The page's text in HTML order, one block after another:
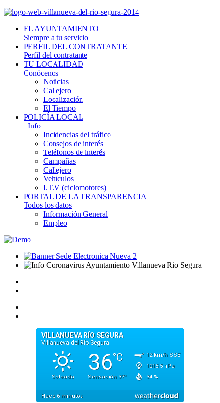
EL AYUNTAMIENTO
Siempre a tu servicio
PERFIL DEL CONTRATANTE
Perfil del contratante
TU LOCALIDAD
Conócenos
Noticias
Callejero
Localización
El Tiempo
POLICÍA LOCAL
+Info
Incidencias del tráfico
Consejos de interés
Teléfonos de interés
Campañas
Callejero
Vehículos
I.T.V (ciclomotores)
PORTAL DE LA TRANSPARENCIA
Todos los datos
Información General
Empleo